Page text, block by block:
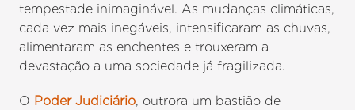
tempestade inimaginável. As mudanças climáticas,
cada vez mais inegáveis, intensificaram as chuvas,
alimentaram as enchentes e trouxeram a
devastação a uma sociedade já fragilizada.
O Poder Judiciário, outrora um bastião de